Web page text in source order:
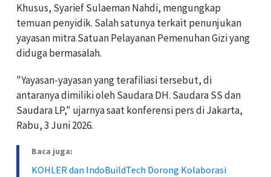
Khusus, Syarief Sulaeman Nahdi, mengungkap
temuan penyidik. Salah satunya terkait penunjukan
yayasan mitra Satuan Pelayanan Pemenuhan Gizi yang
diduga bermasalah.
"Yayasan-yayasan yang terafiliasi tersebut, di
antaranya dimiliki oleh Saudara DH. Saudara SS dan
Saudara LP," ujarnya saat konferensi pers di Jakarta,
Rabu, 3 Juni 2026.
Baca juga:
KOHLER dan IndoBuildTech Dorong Kolaborasi